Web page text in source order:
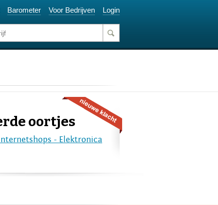
Barometer Voor Bedrijven Login
oortjes
- Elektronica